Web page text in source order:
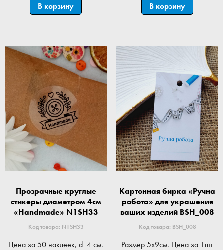
В корзину
В корзину
Прозрачные круглые
стикеры диаметром 4см
«Handmade» N1SH33
Код товара: N1SH33
Цена за 50 наклеек, d=4 см.
Картонная бирка «Ручна
робота» для украшения
ваших изделий BSH_008
Код товара: BSH_008
Размер 5x9см. Цена за 1шт